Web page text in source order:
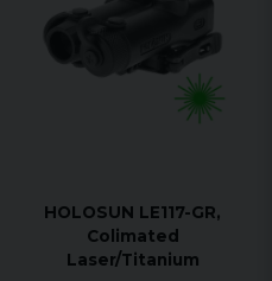
HOLOSUN LE117-GR,
Colimated
Laser/Titanium